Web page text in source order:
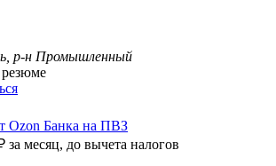
р-н Промышленный
Ozon Банка на ПВЗ
за месяц, до вычета налогов